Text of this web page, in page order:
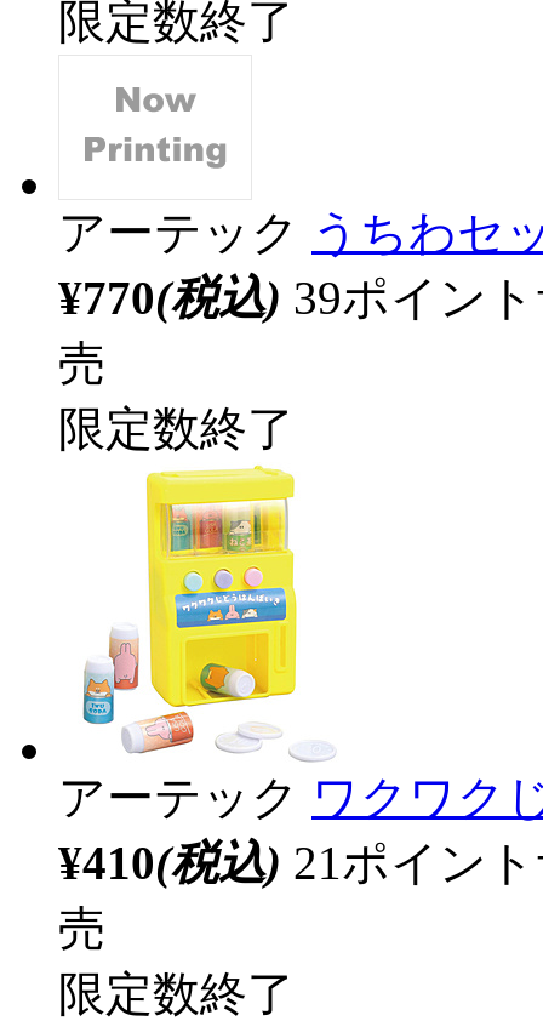
限定数終了
アーテック うちわセ
¥770(税込) 39ポイン
売
限定数終了
アーテック ワクワク
¥410(税込) 21ポイン
売
限定数終了